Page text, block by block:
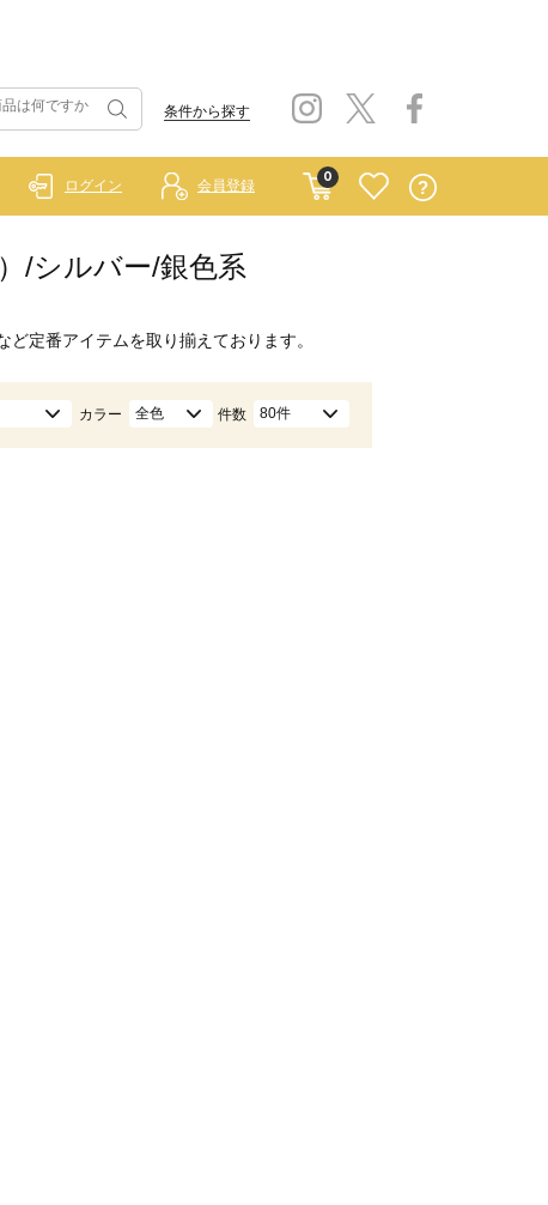
条件から探す
0
ログイン 会員登録
/シルバー/銀色系
ど定番アイテムを取り揃えております。
カラー 全色 件数 80件